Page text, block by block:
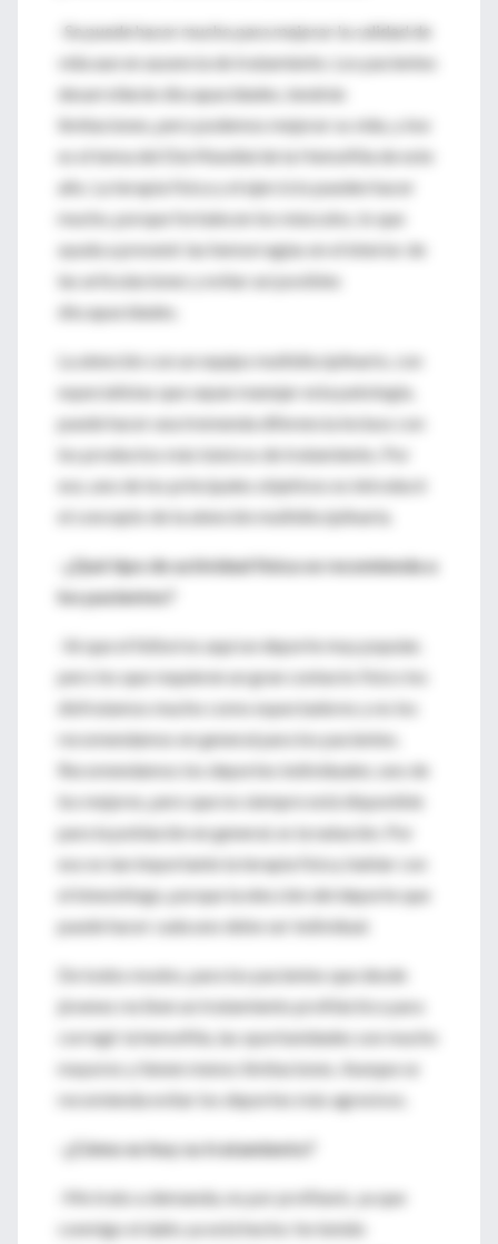
-Se puede hacer mucho para mejorar la calidad de
vida aun en ausencia de tratamiento. Los pacientes
desarrollarán discapacidades, tendrán
limitaciones, pero podemos mejorar su vida, y ése
es el tema del Día Mundial de la Hemofilia de este
año. La terapia física y el ejercicio pueden hacer
mucho, porque fortalecen los músculos, lo que
ayuda a prevenir las hemorragias en el interior de
las articulaciones y evitar así posibles
discapacidades.
La atención con un equipo multidisciplinario, con
especialistas que sepan manejar esta patología,
puede hacer una tremenda diferencia incluso con
los productos más básicos de tratamiento. Por
eso, uno de los principales objetivos es introducir
el concepto de la atención multidisciplinaria.
-¿Qué tipo de actividad física se recomienda a
los pacientes?
-Sé que el fútbol es aquí un deporte muy popular,
pero los que requieren un gran contacto físico los
disfrutamos mucho como espectadores y no los
recomendamos en general para los pacientes.
Recomendamos los deportes individuales; uno de
los mejores, pero que no siempre está disponible
para la población en general, es la natación. Por
eso es tan importante la terapia física, hablar con
el kinesiólogo, porque la elección del deporte que
puede hacer cada uno debe ser individual.
De todos modos, para los pacientes que desde
jóvenes reciben un tratamiento profiláctico para
corregir la hemofilia, las oportunidades son mucho
mayores y tienen menos limitaciones. Aunque se
recomienda evitar los deportes más agresivos.
-¿Cómo es hoy su tratamiento?
-Me trato a demanda, no por profilaxis, ya que
conmigo el daño ya está hecho: he tenido